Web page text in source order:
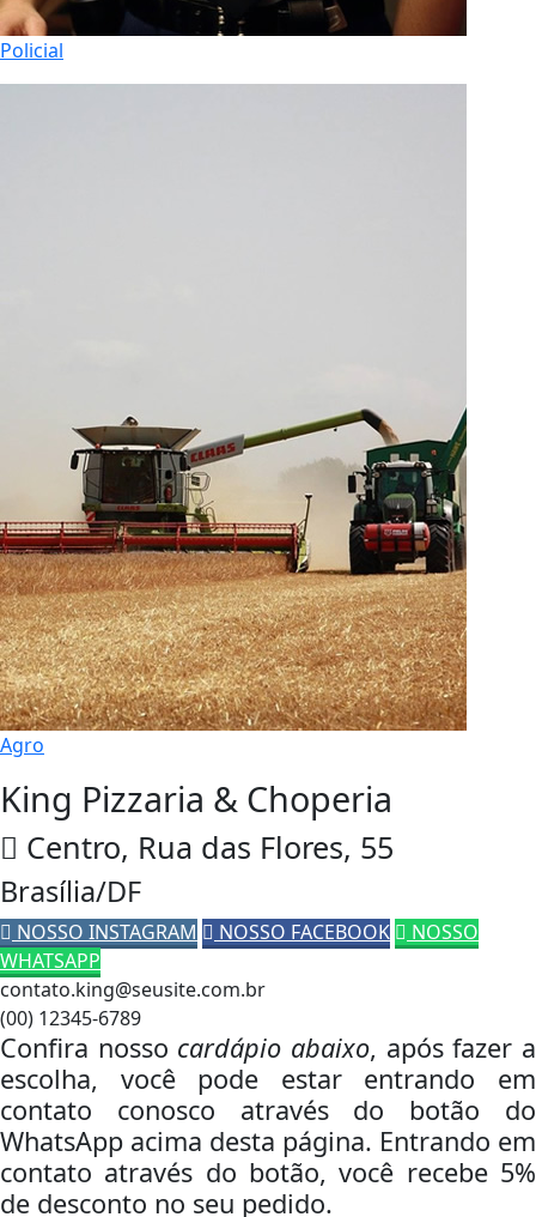
Policial
Agro
King Pizzaria & Choperia
Centro, Rua das Flores, 55
Brasília/DF
NOSSO INSTAGRAM NOSSO FACEBOOK
NOSSO
WHATSAPP
contato.king@seusite.com.br
(00) 12345-6789
Confira nosso cardápio abaixo, após fazer a
escolha, você pode estar entrando em
contato conosco através do botão do
WhatsApp acima desta página. Entrando em
contato através do botão, você recebe 5%
de desconto no seu pedido.